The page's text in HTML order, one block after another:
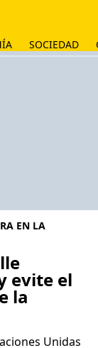
SOCIEDAD
EN LA
evite el
la
Unidas